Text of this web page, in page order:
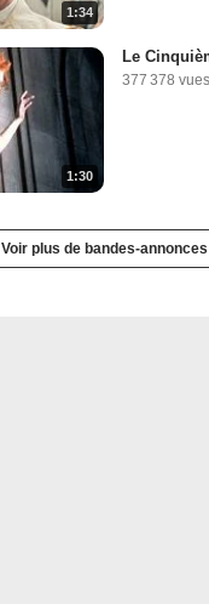
1:34
1:30
Le
377 378 vues
Voir plus de bandes-annonces